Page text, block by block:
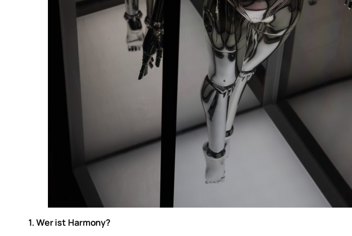
1. Wer ist Harmony?